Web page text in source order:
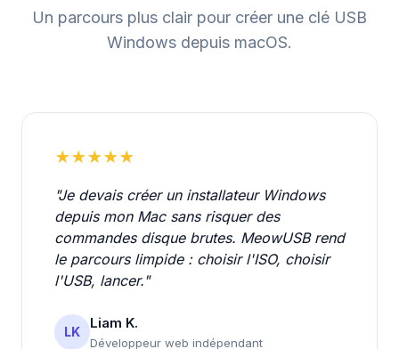
Un parcours plus clair pour créer une clé USB
Windows depuis macOS.
★★★★★
"Je devais créer un installateur Windows
depuis mon Mac sans risquer des
commandes disque brutes. MeowUSB rend
le parcours limpide : choisir l'ISO, choisir
l'USB, lancer."
LK
Liam K.
Développeur web indépendant